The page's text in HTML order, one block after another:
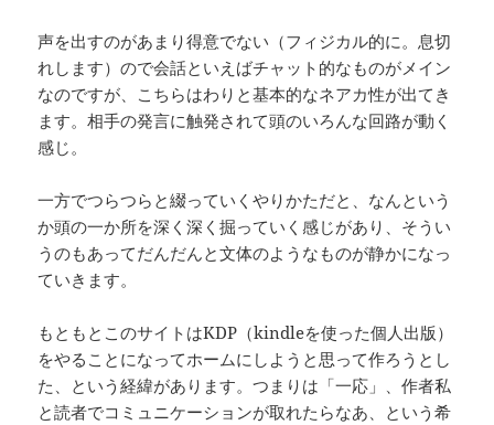
声を出すのがあまり得意でない（フィジカル的に。息切
れします）ので会話といえばチャット的なものがメイン
なのですが、こちらはわりと基本的なネアカ性が出てき
ます。相手の発言に触発されて頭のいろんな回路が動く
感じ。
一方でつらつらと綴っていくやりかただと、なんという
か頭の一か所を深く深く掘っていく感じがあり、そうい
うのもあってだんだんと文体のようなものが静かになっ
ていきます。
もともとこのサイトはKDP（kindleを使った個人出版）
をやることになってホームにしようと思って作ろうとし
た、という経緯があります。つまりは「一応」、作者私
と読者でコミュニケーションが取れたらなあ、という希